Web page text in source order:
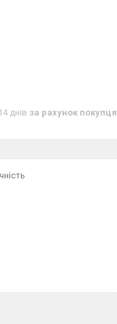
днів за рахунок покупця